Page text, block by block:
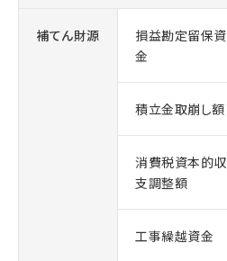
補てん財源
損益勘定留保資
金
積立金取崩し額
消費税資本的収
支調整額
工事繰越資金